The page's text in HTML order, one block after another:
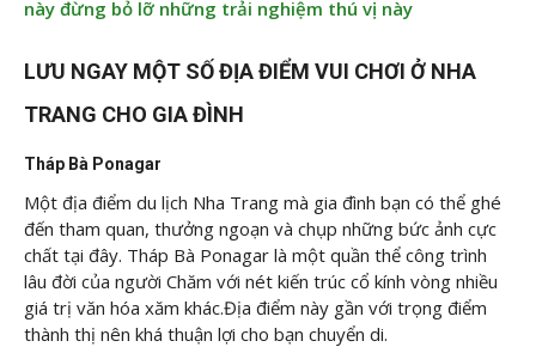
này đừng bỏ lỡ những trải nghiệm thú vị này
LƯU NGAY MỘT SỐ ĐỊA ĐIỂM VUI CHƠI Ở NHA
TRANG CHO GIA ĐÌNH
Tháp Bà Ponagar
Một địa điểm du lịch Nha Trang mà gia đình bạn có thể ghé
đến tham quan, thưởng ngoạn và chụp những bức ảnh cực
chất tại đây. Tháp Bà Ponagar là một quần thể công trình
lâu đời của người Chăm với nét kiến trúc cổ kính vòng nhiều
giá trị văn hóa xăm khác.Địa điểm này gần với trọng điểm
thành thị nên khá thuận lợi cho bạn chuyển di.